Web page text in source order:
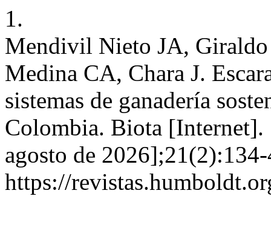
1.
Mendivil Nieto JA, Giraldo
Medina CA, Chara J.
sistemas de ganadería
Colombia. Biota
agosto de
https://